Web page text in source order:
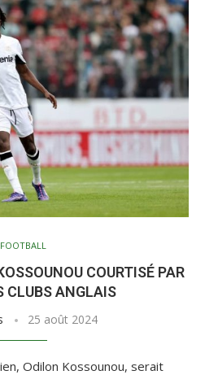
FOOTBALL
COURTISÉ PAR
CLUBS ANGLAIS
25 août 2024
Odilon Kossounou, serait